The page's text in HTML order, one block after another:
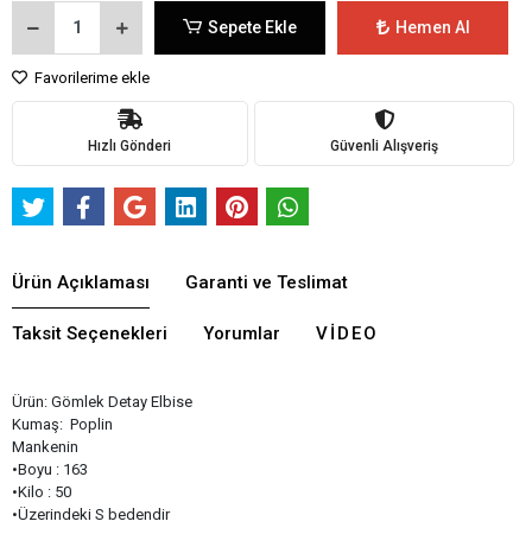
Sepete Ekle Hemen Al
Favorilerime ekle
Hızlı Gönderi Güvenli Alışveriş
Ürün Açıklaması Garanti ve Teslimat
Taksit Seçenekleri Yorumlar VIDEO
Ürün: Gömlek Detay Elbise
Kumaş: Poplin
Mankenin
•Boyu : 163
•Kilo : 50
•Üzerindeki S bedendir